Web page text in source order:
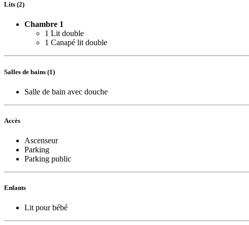
Lits (2)
Chambre 1
1 Lit double
1 Canapé lit double
Salles de bains (1)
Salle de bain avec douche
Accès
Ascenseur
Parking
Parking public
Enfants
Lit pour bébé